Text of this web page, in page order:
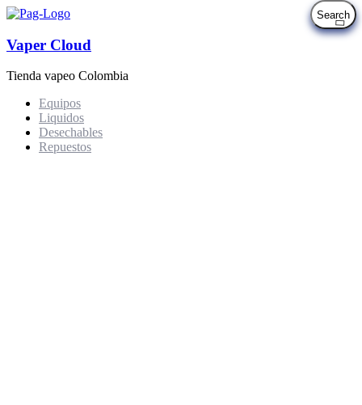
Vaper Cloud
Tienda vapeo Colombia
Equipos
Liquidos
Desechables
Repuestos